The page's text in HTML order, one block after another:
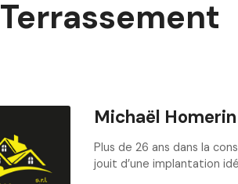
Terrassement
Michaël Homerin
Plus de 26 ans dans la
jouit d’une implantation